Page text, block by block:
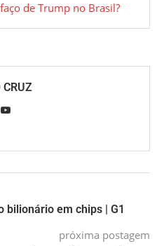
de Trump no Brasil?
CRUZ
bilionário em chips | G1
próxima postagem